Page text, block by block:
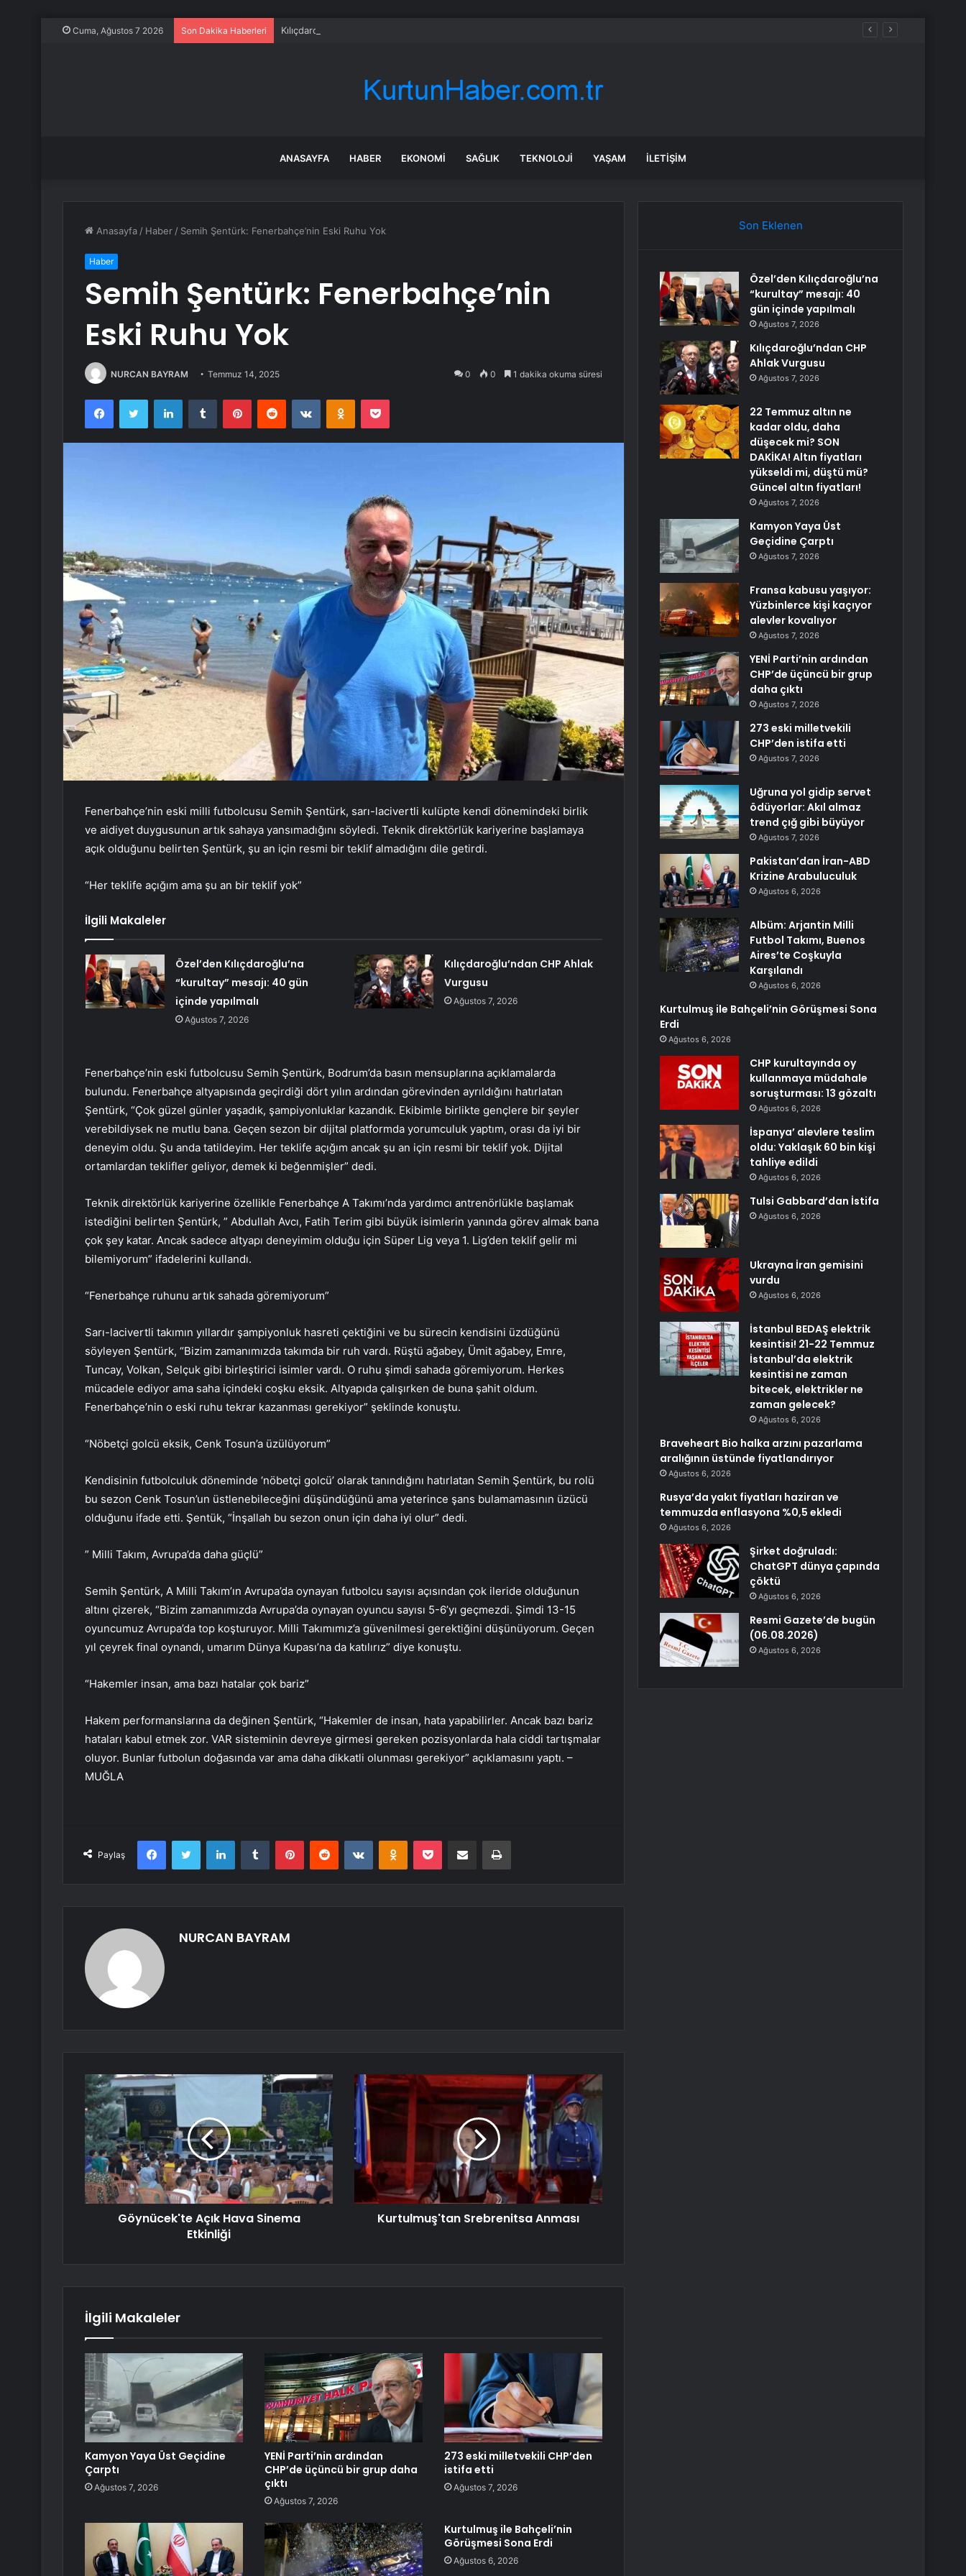
Cuma, Ağustos 7 2026 Son Dakika Haberleri Kılıçdaroğlu’ndan CHP Ahlak Vurgusu
ANASAYFA HABER EKONOMI SAĞLIK TEKNOLOJI YAŞAM İLETIŞIM
Anasayfa / Haber / Semih Şentürk: Fenerbahçe’nin Eski Ruhu Yok
Haber
Semih Şentürk: Fenerbahçe’nin
Eski Ruhu Yok
NURCAN BAYRAM Temmuz 14, 2025 0 0 1 dakika okuma süresi
FacebookTwitter LinkedInTumblr PinterestReddit VKontakteOdnoklassniki
Pocket
Fenerbahçe’nin eski milli futbolcusu Semih Şentürk, sarı-lacivertli kulüpte kendi dönemindeki birlik
ve aidiyet duygusunun artık sahaya yansımadığını söyledi. Teknik direktörlük kariyerine başlamaya
açık olduğunu belirten Şentürk, şu an için resmi bir teklif almadığını dile getirdi.
“Her teklife açığım ama şu an bir teklif yok”
İlgili Makaleler
Özel’den Kılıçdaroğlu’na
“kurultay” mesajı: 40 gün
içinde yapılmalı
Ağustos 7, 2026
Kılıçdaroğlu’ndan CHP Ahlak
Vurgusu
Ağustos 7, 2026
Fenerbahçe’nin eski futbolcusu Semih Şentürk, Bodrum’da basın mensuplarına açıklamalarda
bulundu. Fenerbahçe altyapısında geçirdiği dört yılın ardından görevinden ayrıldığını hatırlatan
Şentürk, “Çok güzel günler yaşadık, şampiyonluklar kazandık. Ekibimle birlikte gençlere bir şeyler
verebildiysek ne mutlu bana. Geçen sezon bir dijital platformda yorumculuk yaptım, orası da iyi bir
deneyim oldu. Şu anda tatildeyim. Her teklife açığım ancak şu an için resmi bir teklif yok. Dijital
ortamlardan teklifler geliyor, demek ki beğenmişler” dedi.
Teknik direktörlük kariyerine özellikle Fenerbahçe A Takımı’nda yardımcı antrenörlükle başlamak
istediğini belirten Şentürk, ” Abdullah Avcı, Fatih Terim gibi büyük isimlerin yanında görev almak bana
çok şey katar. Ancak sadece altyapı deneyimim olduğu için Süper Lig veya 1. Lig’den teklif gelir mi
bilemiyorum” ifadelerini kullandı.
“Fenerbahçe ruhunu artık sahada göremiyorum”
Sarı-lacivertli takımın yıllardır şampiyonluk hasreti çektiğini ve bu sürecin kendisini üzdüğünü
söyleyen Şentürk, “Bizim zamanımızda takımda bir ruh vardı. Rüştü ağabey, Ümit ağabey, Emre,
Tuncay, Volkan, Selçuk gibi birleştirici isimler vardı. O ruhu şimdi sahada göremiyorum. Herkes
mücadele ediyor ama saha içindeki coşku eksik. Altyapıda çalışırken de buna şahit oldum.
Fenerbahçe’nin o eski ruhu tekrar kazanması gerekiyor” şeklinde konuştu.
“Nöbetçi golcü eksik, Cenk Tosun’a üzülüyorum”
Kendisinin futbolculuk döneminde ‘nöbetçi golcü’ olarak tanındığını hatırlatan Semih Şentürk, bu rolü
bu sezon Cenk Tosun’un üstlenebileceğini düşündüğünü ama yeterince şans bulamamasının üzücü
olduğunu ifade etti. Şentük, “İnşallah bu sezon onun için daha iyi olur” dedi.
” Milli Takım, Avrupa’da daha güçlü”
Semih Şentürk, A Milli Takım’ın Avrupa’da oynayan futbolcu sayısı açısından çok ileride olduğunun
altını çizerek, “Bizim zamanımızda Avrupa’da oynayan oyuncu sayısı 5-6’yı geçmezdi. Şimdi 13-15
oyuncumuz Avrupa’da top koşturuyor. Milli Takımımız’a güvenilmesi gerektiğini düşünüyorum. Geçen
yıl çeyrek final oynandı, umarım Dünya Kupası’na da katılırız” diye konuştu.
“Hakemler insan, ama bazı hatalar çok bariz”
Hakem performanslarına da değinen Şentürk, “Hakemler de insan, hata yapabilirler. Ancak bazı bariz
hataları kabul etmek zor. VAR sisteminin devreye girmesi gereken pozisyonlarda hala ciddi tartışmalar
oluyor. Bunlar futbolun doğasında var ama daha dikkatli olunması gerekiyor” açıklamasını yaptı. –
MUĞLA
Paylaş
FacebookTwitter LinkedInTumblr PinterestReddit VKontakteOdnoklassniki
Pocket E-Posta ile paylaş Yazdır
NURCAN BAYRAM
Göynücek'te Açık Hava Sinema
Etkinliği
Kurtulmuş'tan Srebrenitsa Anması
İlgili Makaleler
Kamyon Yaya Üst Geçidine
Çarptı
Ağustos 7, 2026
YENİ Parti’nin ardından
CHP’de üçüncü bir grup daha
çıktı
Ağustos 7, 2026
273 eski milletvekili CHP’den
istifa etti
Ağustos 7, 2026
Kurtulmuş ile Bahçeli’nin
Görüşmesi Sona Erdi
Ağustos 6, 2026
Son Eklenen
Özel’den Kılıçdaroğlu’na
“kurultay” mesajı: 40
gün içinde yapılmalı
Ağustos 7, 2026
Kılıçdaroğlu’ndan CHP
Ahlak Vurgusu
Ağustos 7, 2026
22 Temmuz altın ne
kadar oldu, daha
düşecek mi? SON
DAKİKA! Altın fiyatları
yükseldi mi, düştü mü?
Güncel altın fiyatları!
Ağustos 7, 2026
Kamyon Yaya Üst
Geçidine Çarptı
Ağustos 7, 2026
Fransa kabusu yaşıyor:
Yüzbinlerce kişi kaçıyor
alevler kovalıyor
Ağustos 7, 2026
YENİ Parti’nin ardından
CHP’de üçüncü bir grup
daha çıktı
Ağustos 7, 2026
273 eski milletvekili
CHP’den istifa etti
Ağustos 7, 2026
Uğruna yol gidip servet
ödüyorlar: Akıl almaz
trend çığ gibi büyüyor
Ağustos 7, 2026
Pakistan’dan İran-ABD
Krizine Arabuluculuk
Ağustos 6, 2026
Albüm: Arjantin Milli
Futbol Takımı, Buenos
Aires’te Coşkuyla
Karşılandı
Ağustos 6, 2026
Kurtulmuş ile Bahçeli’nin Görüşmesi Sona
Erdi
Ağustos 6, 2026
CHP kurultayında oy
kullanmaya müdahale
soruşturması: 13 gözaltı
Ağustos 6, 2026
İspanya’ alevlere teslim
oldu: Yaklaşık 60 bin kişi
tahliye edildi
Ağustos 6, 2026
Tulsi Gabbard’dan İstifa
Ağustos 6, 2026
Ukrayna İran gemisini
vurdu
Ağustos 6, 2026
İstanbul BEDAŞ elektrik
kesintisi! 21-22 Temmuz
İstanbul’da elektrik
kesintisi ne zaman
bitecek, elektrikler ne
zaman gelecek?
Ağustos 6, 2026
Braveheart Bio halka arzını pazarlama
aralığının üstünde fiyatlandırıyor
Ağustos 6, 2026
Rusya’da yakıt fiyatları haziran ve
temmuzda enflasyona %0,5 ekledi
Ağustos 6, 2026
Şirket doğruladı:
ChatGPT dünya çapında
çöktü
Ağustos 6, 2026
Resmi Gazete’de bugün
(06.08.2026)
Ağustos 6, 2026